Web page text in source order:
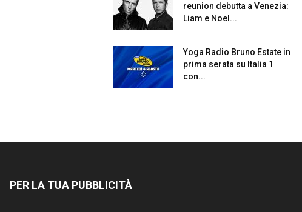
reunion debutta a Venezia:
Liam e Noel...
Yoga Radio Bruno Estate in
prima serata su Italia 1
con...
PER LA TUA PUBBLICITÀ